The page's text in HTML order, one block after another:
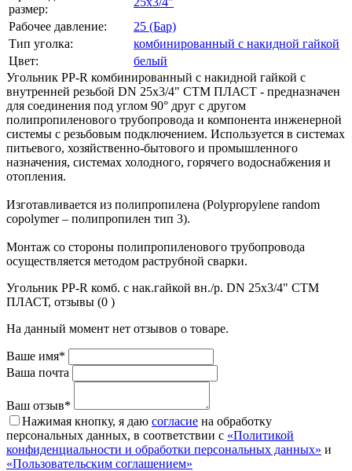
размер:
Рабочее давление:
25 (Бар)
Тип уголка:
комбинированный с накидной гайкой
Цвет:
белый
Угольник PP-R комбинированный с накидной гайкой с
внутренней резьбой DN 25х3/4" СТМ ПЛАСТ - предназначен
для соединения под углом 90° друг с другом
полипропиленового трубопровода и компонента инженерной
системы с резьбовым подключением. Используется в системах
питьевого, хозяйственно-бытового и промышленного
назначения, системах холодного, горячего водоснабжения и
отопления.
Изготавливается из полипропилена (Polypropylene random
copolymer – полипропилен тип 3).
Монтаж со стороны полипропиленового трубопровода
осуществляется методом раструбной сварки.
Угольник PP-R комб. c нак.гайкой вн./р. DN 25х3/4" CТМ
ПЛАСТ, отзывы (0 )
На данный момент нет отзывов о товаре.
Ваше имя*
Ваша почта
Ваш отзыв*
Нажимая кнопку, я даю согласие на обработку
персональных данных, в соответствии с «Политикой
конфиденциальности и обработки персональных данных» и
«Пользовательским соглашением»